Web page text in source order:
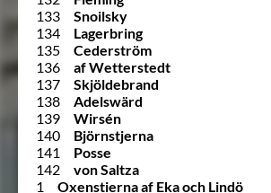
133
Snoilsky
134
Lagerbring
135
Cederström
136
af Wetterstedt
137
Skjöldebrand
138
Adelswärd
139
Wirsén
140
Björnstjerna
141
Posse
142
von Saltza
1
Oxenstierna af Eka och Lindö